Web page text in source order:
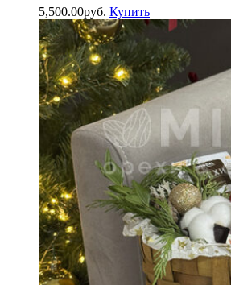
5,500.00руб. Купить